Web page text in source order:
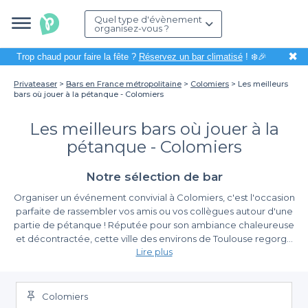
Quel type d'évènement
organisez-vous ?
Trop chaud pour faire la fête ? Réservez un bar climatisé! ❄️🎉 ✖
Privateaser Bars en France métropolitaine Colomiers
Les meilleurs
bars où jouer à la pétanque - Colomiers
Les meilleurs bars où jouer à la
pétanque - Colomiers
Notre sélection de bar
Organiser un événement convivial à Colomiers, c'est l'occasion
parfaite de rassembler vos amis ou vos collègues autour d'une
partie de pétanque ! Réputée pour son ambiance chaleureuse
et décontractée, cette ville des environs de Toulouse regorge
de bars accueillants où vous pourrez jouer à ce jeu
seulement une activité ludique ; elle favorise le partage et crée
des souvenirs mémorables. Grâce à ces établissements, vous
Profitez d'une réservation simplifiée avec Privateaser
UtiliserPrivateaser
Lire plus
Colomiers